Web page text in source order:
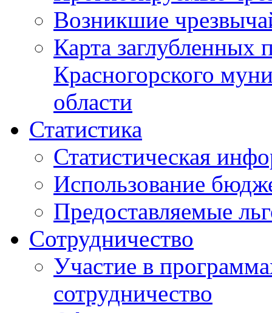
Возникшие
Карта
Красногорского
области
Статистика
Статистическая
Использование
Предоставляемые
Сотрудничество
Участие в
сотрудничество